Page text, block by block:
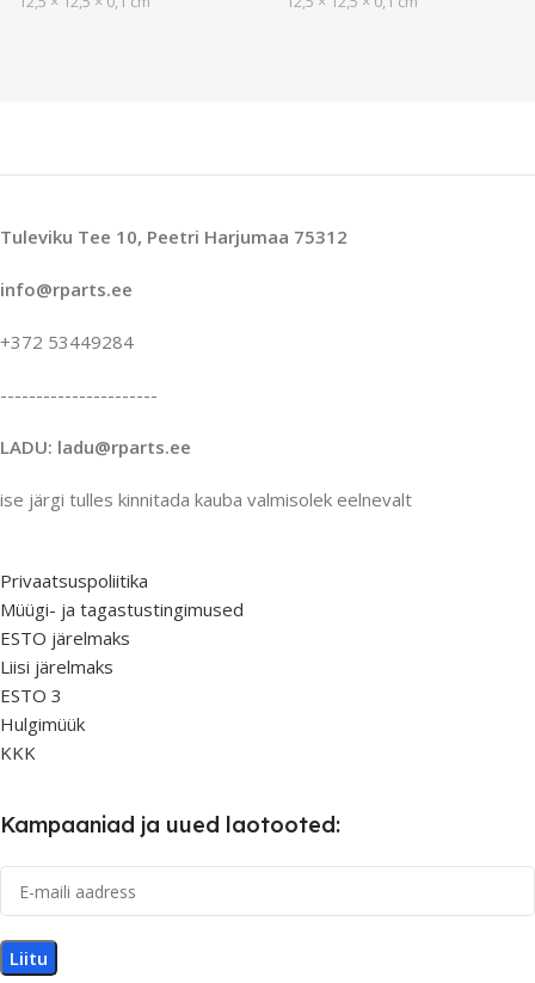
Tuleviku Tee 10, Peetri Harjumaa 75312
info@rparts.ee
+372 53449284
----------------------
LADU: ladu@rparts.ee
ise järgi tulles kinnitada kauba valmisolek eelnevalt
Privaatsuspoliitika
Müügi- ja tagastustingimused
ESTO järelmaks
Liisi järelmaks
ESTO 3
Hulgimüük
KKK
Kampaaniad ja uued laotooted: